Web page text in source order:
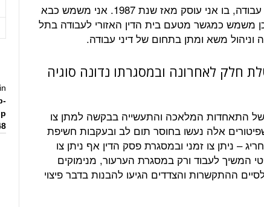
התחום הקרוב לליבי הינו בעיקר דיני עבודה, בו אני עוסק מאז שנת 1987. אני משמש כבא
משמש כמגשר מטעם בית הדין האזורי לעבודה בתל
וניהול משא ומתן בתחום של דיני עבודה.
חלק לאחרונה ובמסגרתו נדונה סוגיה
של התאחדות המלאכה והתעשייה בבקשה למתן צו
אלה נעשו בחוסר תום לב ובעקבות חשיפת
– ניתן צו זמני ובמסגרת פסק הדין אף ניתן צו
המשיך לעבוד ורק במסגרת הערעור, מנימוקים
ההתקשרות והצדדים הגיעו להבנות בדבר פיצוי